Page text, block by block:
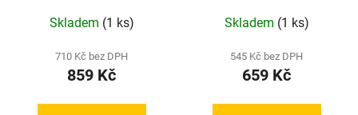
Skladem (1 ks)
710 Kč bez DPH
859 Kč
Skladem (1 ks)
545 Kč bez DPH
659 Kč